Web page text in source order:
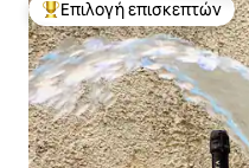
Κορυφαία επιλογή
Επιλογή επισκεπτών